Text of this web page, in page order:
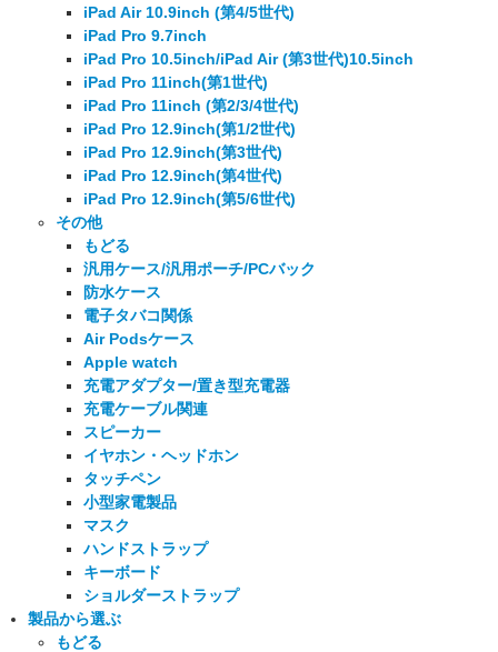
iPad Air 10.9inch (第4/5世代)
iPad Pro 9.7inch
iPad Pro 10.5inch/iPad Air (第3世代)10.5inch
iPad Pro 11inch(第1世代)
iPad Pro 11inch (第2/3/4世代)
iPad Pro 12.9inch(第1/2世代)
iPad Pro 12.9inch(第3世代)
iPad Pro 12.9inch(第4世代)
iPad Pro 12.9inch(第5/6世代)
その他
もどる
汎用ケース/汎用ポーチ/PCバック
防水ケース
電子タバコ関係
Air Podsケース
Apple watch
充電アダプター/置き型充電器
充電ケーブル関連
スピーカー
イヤホン・ヘッドホン
タッチペン
小型家電製品
マスク
ハンドストラップ
キーボード
ショルダーストラップ
製品から選ぶ
もどる